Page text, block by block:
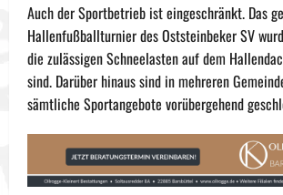
Auch der Sportbetrieb ist eingeschränkt. Das
Hallenfußballturnier des Oststeinbeker SV
die zulässigen Schneelasten auf dem
sind. Darüber hinaus sind in mehreren
sämtliche Sportangebote vorübergehend